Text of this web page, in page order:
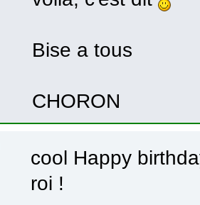
Bise a tous
CHORON
cool Happy
roi !